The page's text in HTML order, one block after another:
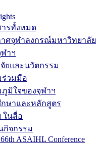
รทั้งหมด
ศจุฬาลงกรณ์มหาวิทยาลัย
าฯ
ยและนวัตกรรม
ร่วมมือ
ภูมิใจของจุฬาฯ
กษาและหลักสูตร
ในสื่อ
กิจกรรม
ASAIHL Conference